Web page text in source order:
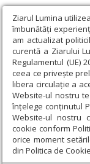
Ziarul Lumina
îmbunătăți
am actualizat
curentă a Ziarului
Regulamentul (UE)
ceea ce privește
libera circulație a
Website-ul nostru
înțelege conținutul
Website-ul nostru
cookie conform
orice moment
din Politica de
Ziarul Lumina ›
promoțiilor de
Revederi
Capitală